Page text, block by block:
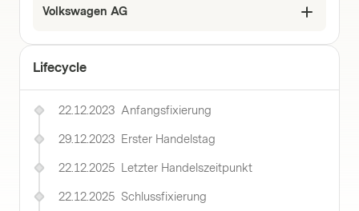
Volkswagen AG
Lifecycle
22.12.2023 Anfangsfixierung
29.12.2023 Erster Handelstag
22.12.2025 Letzter Handelszeitpunkt
22.12.2025 Schlussfixierung